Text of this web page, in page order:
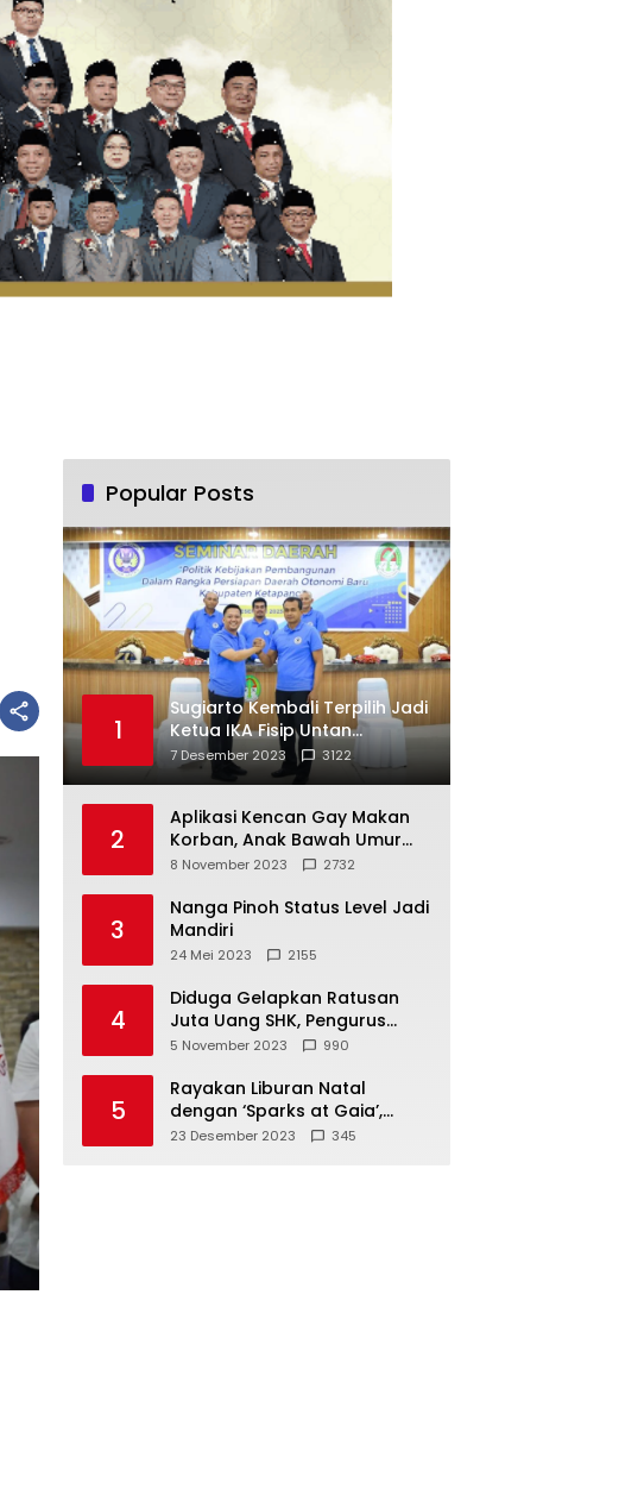
Popular Posts
1
Sugiarto Kembali Terpilih Jadi
Ketua IKA Fisip Untan
Ketapang
7 Desember 2023 3122
2
Aplikasi Kencan Gay Makan
Korban, Anak Bawah Umur
Jadi Korban Persetubuhan
8 November 2023 2732
3
Nanga Pinoh Status Level Jadi
Mandiri
24 Mei 2023 2155
4
Diduga Gelapkan Ratusan
Juta Uang SHK, Pengurus
Koperasi SUB Dilaporkan ke
5 November 2023 990
5
Rayakan Liburan Natal
dengan ‘Sparks at Gaia’,
Sajikan Tempat Foto Estetik
23 Desember 2023 345